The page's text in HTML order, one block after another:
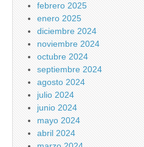
febrero 2025
enero 2025
diciembre 2024
noviembre 2024
octubre 2024
septiembre 2024
agosto 2024
julio 2024
junio 2024
mayo 2024
abril 2024